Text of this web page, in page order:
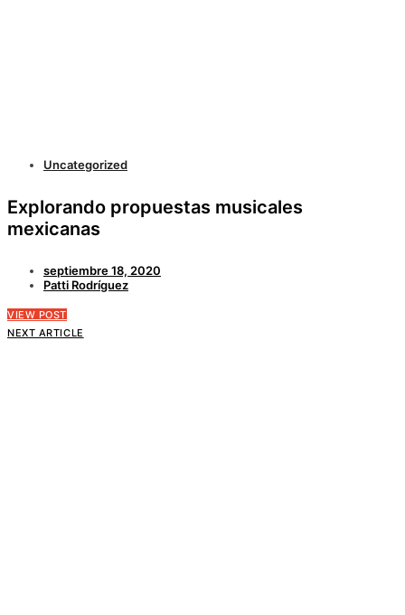
Uncategorized
Explorando propuestas musicales
mexicanas
septiembre 18, 2020
Patti Rodríguez
VIEW POST
NEXT ARTICLE